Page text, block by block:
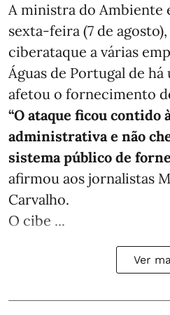
A ministra do Ambiente
sexta-feira (7 de
ciberataque a várias
Águas de Portugal de há
afetou o fornecimento
“O ataque ficou contido
administrativa e não
sistema público de
afirmou aos jornalistas
Carvalho.
O cibe ...
Ver